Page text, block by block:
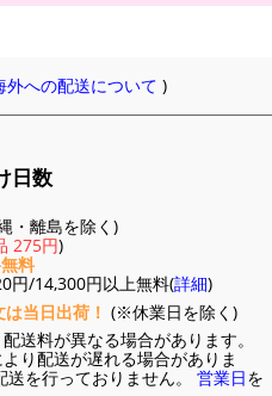
への配送について )
日数
・離島を除く)
275円)
料
円/14,300円以上無料(詳細)
当日出荷！ (※休業日を除く)
送料が異なる場合があります。
り配送が遅れる場合がありま
を行っておりません。 営業日を